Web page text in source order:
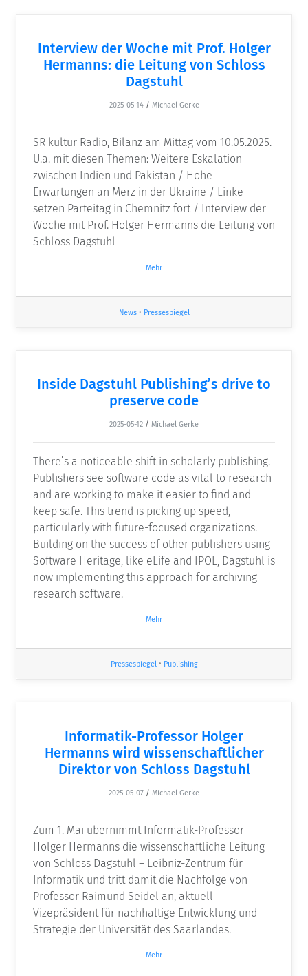
Interview der Woche mit Prof. Holger
Hermanns: die Leitung von Schloss
Dagstuhl
2025-05-14 / Michael Gerke
SR kultur Radio, Bilanz am Mittag vom 10.05.2025.
U.a. mit diesen Themen: Weitere Eskalation
zwischen Indien und Pakistan / Hohe
Erwartungen an Merz in der Ukraine / Linke
setzen Parteitag in Chemnitz fort / Interview der
Woche mit Prof. Holger Hermanns die Leitung von
Schloss Dagstuhl
Mehr
News• Pressespiegel
Inside Dagstuhl Publishing’s drive to
preserve code
2025-05-12 / Michael Gerke
There’s a noticeable shift in scholarly publishing.
Publishers see software code as vital to research
and are working to make it easier to find and
keep safe. This trend is picking up speed,
particularly with future-focused organizations.
Building on the success of other publishers using
Software Heritage, like eLife and IPOL, Dagstuhl is
now implementing this approach for archiving
research software.
Mehr
Pressespiegel• Publishing
Informatik-Professor Holger
Hermanns wird wissenschaftlicher
Direktor von Schloss Dagstuhl
2025-05-07 / Michael Gerke
Zum 1. Mai übernimmt Informatik-Professor
Holger Hermanns die wissenschaftliche Leitung
von Schloss Dagstuhl – Leibniz-Zentrum für
Informatik und tritt damit die Nachfolge von
Professor Raimund Seidel an, aktuell
Vizepräsident für nachhaltige Entwicklung und
Strategie der Universität des Saarlandes.
Mehr